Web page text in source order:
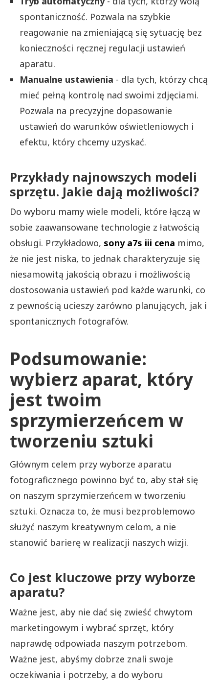
spontaniczność. Pozwala na szybkie
reagowanie na zmieniającą się sytuację bez
konieczności ręcznej regulacji ustawień
aparatu.
Manualne ustawienia - dla tych, którzy chcą
mieć pełną kontrolę nad swoimi zdjęciami.
Pozwala na precyzyjne dopasowanie
ustawień do warunków oświetleniowych i
efektu, który chcemy uzyskać.
Przykłady najnowszych modeli
sprzętu. Jakie dają możliwości?
Do wyboru mamy wiele modeli, które łączą w
sobie zaawansowane technologie z łatwością
obsługi. Przykładowo, sony a7s iii cena mimo,
że nie jest niska, to jednak charakteryzuje się
niesamowitą jakością obrazu i możliwością
dostosowania ustawień pod każde warunki, co
z pewnością ucieszy zarówno planujących, jak i
spontanicznych fotografów.
Podsumowanie:
wybierz aparat, który
jest twoim
sprzymierzeńcem w
tworzeniu sztuki
Głównym celem przy wyborze aparatu
fotograficznego powinno być to, aby stał się
on naszym sprzymierzeńcem w tworzeniu
sztuki. Oznacza to, że musi bezproblemowo
służyć naszym kreatywnym celom, a nie
stanowić barierę w realizacji naszych wizji.
Co jest kluczowe przy wyborze
aparatu?
Ważne jest, aby nie dać się zwieść chwytom
marketingowym i wybrać sprzęt, który
naprawdę odpowiada naszym potrzebom.
Ważne jest, abyśmy dobrze znali swoje
oczekiwania i potrzeby, a do wyboru